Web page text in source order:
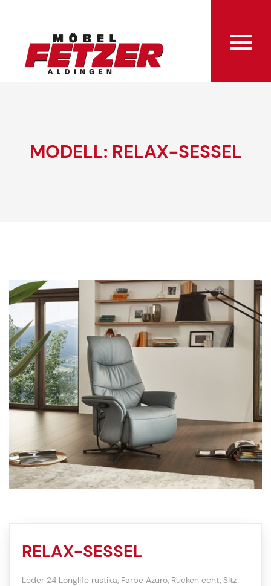
MODELL: RELAX-SESSEL
RELAX-SESSEL
Leder 24 Longlife rustika, Farbe Azuro, Rücken echt, Sitz